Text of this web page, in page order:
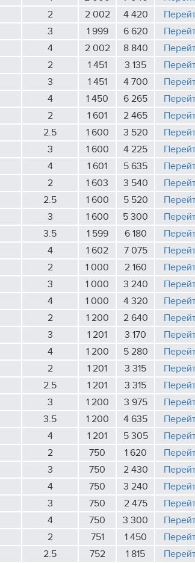
2 2 002 4 420
3 1 999 6 620
4 2 002 8 840
2 1 451 3 135
3 1 451 4 700
4 1 450 6 265
2 1 601 2 465
2.5 1 600 3 520
3 1 600 4 225
4 1 601 5 635
2 1 603 3 540
2.5 1 600 5 520
3 1 600 5 300
3.5 1 599 6 180
4 1 602 7 075
2 1 000 2 160
3 1 000 3 240
4 1 000 4 320
2 1 200 2 640
3 1 201 3 170
4 1 200 5 280
2 1 201 3 315
2.5 1 201 3 315
3 1 200 3 975
3.5 1 200 4 635
4 1 201 5 305
2 750 1 620
3 750 2 430
4 750 3 240
3 750 2 475
4 750 3 300
2 751 1 450
2.5 752 1 815